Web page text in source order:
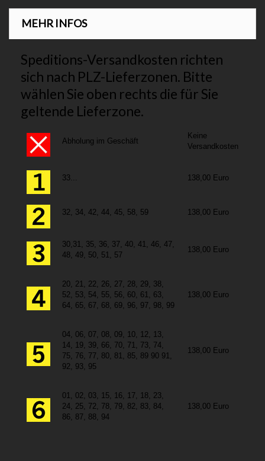
MEHR INFOS
Speditions-Versandkosten richten
sich nach PLZ-Lieferzonen. Bitte
wählen Sie oben rechts die für Sie
geltende Lieferzone.
Abholung im Geschäft
Keine
Versandkosten
33... 138,00 Euro
32, 34, 42, 44, 45, 58, 59 138,00 Euro
30,31, 35, 36, 37, 40, 41, 46, 47,
48, 49, 50, 51, 57
138,00 Euro
20, 21, 22, 26, 27, 28, 29, 38,
52, 53, 54, 55, 56, 60, 61, 63,
64, 65, 67, 68, 69, 96, 97, 98, 99
138,00 Euro
04, 06, 07, 08, 09, 10, 12, 13,
14, 19, 39, 66, 70, 71, 73, 74,
75, 76, 77, 80, 81, 85, 89 90 91,
92, 93, 95
138,00 Euro
01, 02, 03, 15, 16, 17, 18, 23,
24, 25, 72, 78, 79, 82, 83, 84,
86, 87, 88, 94
138,00 Euro